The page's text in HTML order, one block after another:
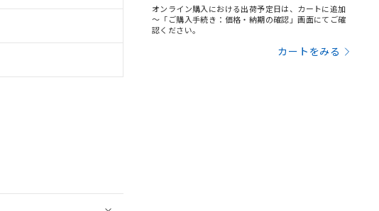
オンライン購入における出荷予定日は、カートに追加
～「ご購入手続き：価格・納期の確認」画面にてご確
認ください。
カートをみる